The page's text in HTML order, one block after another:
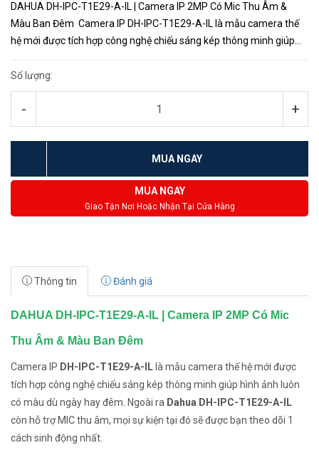
DAHUA DH-IPC-T1E29-A-IL | Camera IP 2MP Có Mic Thu Âm &
Màu Ban Đêm Camera IP DH-IPC-T1E29-A-IL là mẫu camera thế
hệ mới được tích hợp công nghệ chiếu sáng kép thông minh giúp
Số lượng:
- +
MUA NGAY
MUA NGAY
Giao Tận Nơi Hoặc Nhận Tại Cửa Hàng
Thông tin Đánh giá
DAHUA DH-IPC-T1E29-A-IL | Camera IP 2MP Có Mic
Thu Âm & Màu Ban Đêm
Camera IP DH-IPC-T1E29-A-IL là mẫu camera thế hệ mới được
tích hợp công nghệ chiếu sáng kép thông minh giúp hình ảnh luôn
có màu dù ngày hay đêm. Ngoài ra Dahua DH-IPC-T1E29-A-IL
còn hỗ trợ MIC thu âm, mọi sự kiện tại đó sẽ được bạn theo dõi 1
cách sinh động nhất.